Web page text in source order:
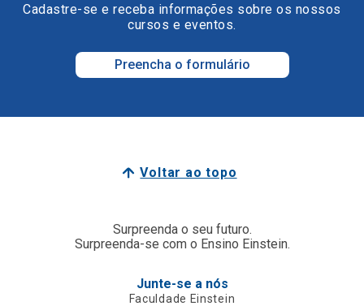
Cadastre-se e receba informações sobre os nossos
cursos e eventos.
Preencha o formulário
Voltar ao topo
Surpreenda o seu futuro.
Surpreenda-se com o Ensino Einstein.
Junte-se a nós
Faculdade Einstein